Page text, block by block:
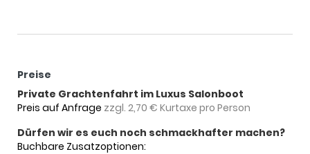
Preise
Private Grachtenfahrt im Luxus Salonboot
Preis auf Anfrage zzgl. 2,70 € Kurtaxe pro Person
Dürfen wir es euch noch schmackhafter machen?
Buchbare Zusatzoptionen: